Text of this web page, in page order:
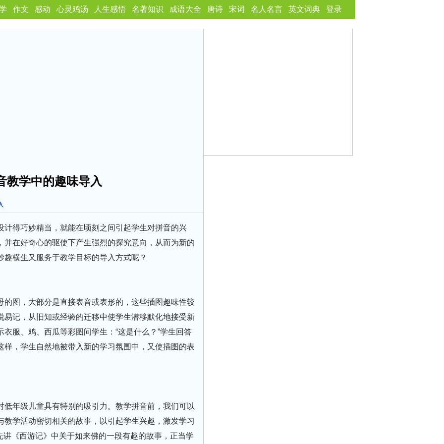
作文 感动 心灵鸡汤 人生感悟 名著知识 成语大全 唐诗 宋词 名人名言 英文词典 登录
教学中的趣味导入
计得巧妙精当，就能在顷刻之间引起学生对拼音的兴
在好奇心的驱使下产生强烈的探究意向，从而为新的
横生又服务于教学目标的导入方式呢？
的图，大部分是直接表音或表形的，这些插图趣味性较
记，从旧知或经验的迁移中使学生潜移默化地接受新
服、鸡、西瓜等彩图问学生：“这是什么？”学生回答
，学生自然地被带入新的学习氛围中，又使插图的表
年级儿童具有特别的吸引力。教学拼音前，我们可以
学活动密切相关的故事，以引起学生兴趣，激发学习
讲《西游记》中关于如来佛的一段有趣的故事，正当学